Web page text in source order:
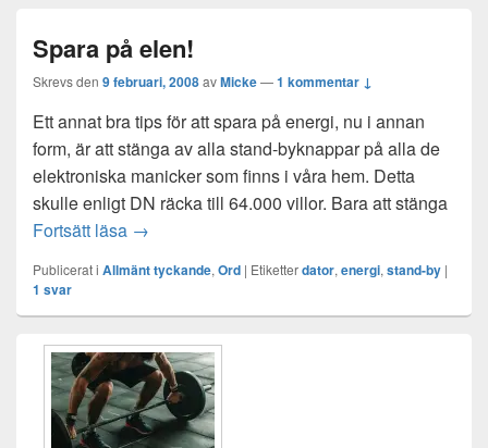
Spara på elen!
Skrevs den 9 februari, 2008avMicke—1 kommentar ↓
Ett annat bra tips för att spara på energi, nu i annan
form, är att stänga av alla stand-byknappar på alla de
elektroniska manicker som finns i våra hem. Detta
skulle enligt DN räcka till 64.000 villor. Bara att stänga
Fortsätt läsa Spara på elen!
→
Publicerat i Allmänt tyckande, Ord | Etiketterdator, energi, stand-by |
1 svar
Primära
sidofältet
Widget
område